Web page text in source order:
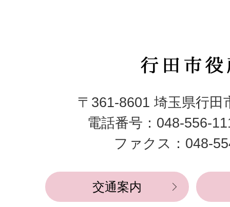
行
市
役
所
〒361-8601 埼玉県行田
電話番号：048-556-
ファクス：048-
交通案内